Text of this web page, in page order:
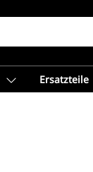
Ersatzteile